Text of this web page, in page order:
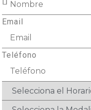
Email
Teléfono